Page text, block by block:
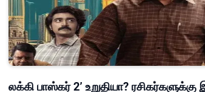
லக்கி பாஸ்கர் 2’ உறுதியா?